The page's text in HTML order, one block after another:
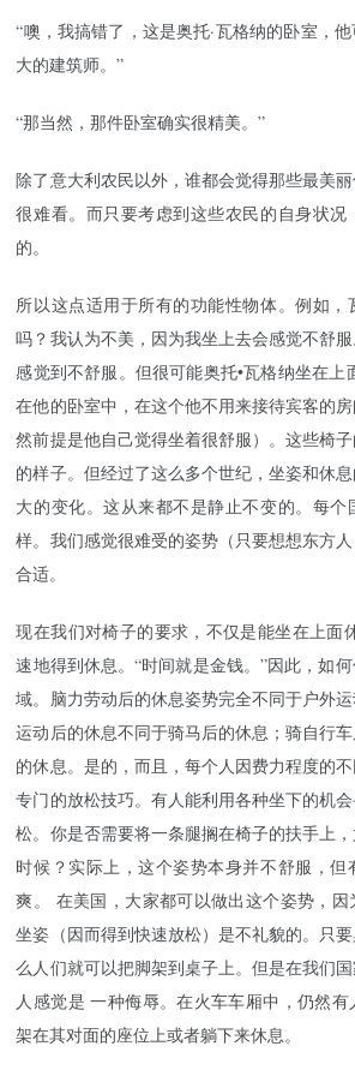
“噢，我搞错了，这是奥托·瓦格纳的卧室，
大的建筑师。”
“那当然，那件卧室确实很精美。”
除了意大利农民以外，谁都会觉得那些最美
很难看。而只要考虑到这些农民的自身状况
的。
所以这点适用于所有的功能性物体。例如，
吗？我认为不美，因为我坐上去会感觉不舒
感觉到不舒服。但很可能奥托•瓦格纳坐在上
在他的卧室中，在这个他不用来接待宾客的
然前提是他自己觉得坐着很舒服）。这些椅
的样子。但经过了这么多个世纪，坐姿和休
大的变化。这从来都不是静止不变的。每个
样。我们感觉很难受的姿势（只要想想东方
合适。
现在我们对椅子的要求，不仅是能坐在上面
速地得到休息。“时间就是金钱。”因此，如
域。脑力劳动后的休息姿势完全不同于户外
运动后的休息不同于骑马后的休息；骑自行
的休息。是的，而且，每个人因费力程度的不
专门的放松技巧。有人能利用各种坐下的机
松。你是否需要将一条腿搁在椅子的扶手上
时候？实际上，这个姿势本身并不舒服，但
爽。 在美国，大家都可以做出这个姿势，
坐姿（因而得到快速放松）是不礼貌的。只
么人们就可以把脚架到桌子上。但是在我们
人感觉是 一种侮辱。在火车车厢中，仍然
架在其对面的座位上或者躺下来休息。